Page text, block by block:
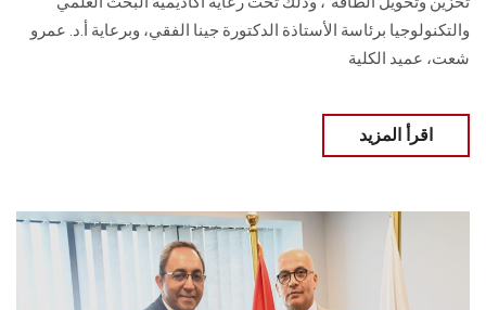
والتكنولوجيا برئاسة الأستاذة الدكتورة جينا الفقي، وبرعاية أ.د. عمرو
شعت، عميد الكلية
اقرأ المزيد